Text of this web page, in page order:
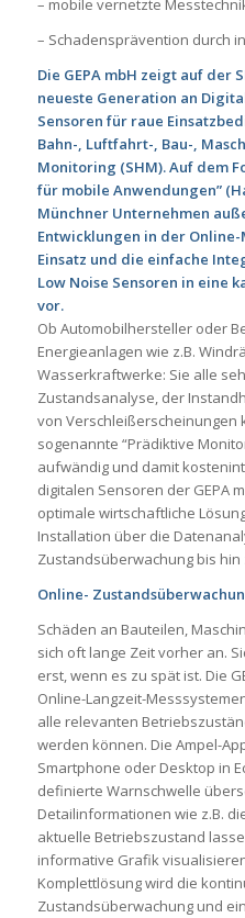
– mobile vernetzte
– Schadensprävention durch
Die GEPA mbH zeigt auf der
neueste Generation an
Sensoren für raue
Bahn-, Luftfahrt-, Bau-,
Monitoring (SHM). Auf dem
für mobile Anwendungen”
Münchner Unternehmen
Entwicklungen in der
Einsatz und die einfache
Low Noise Sensoren in eine
vor.
Ob Automobilhersteller oder
Energieanlagen wie z.B.
Wasserkraftwerke: Sie alle
Zustandsanalyse, der
von Verschleißerscheinungen
sogenannte “Prädiktive
aufwändig und damit
digitalen Sensoren der GEPA
optimale wirtschaftliche
Installation über die
Zustandsüberwachung bis
Online-
Schäden an Bauteilen,
sich oft lange Zeit vorher an.
erst, wenn es zu spät ist. Die
Online-Langzeit-
alle relevanten
werden können. Die Ampel-
Smartphone oder Desktop in
definierte Warnschwelle
Detailinformationen wie z.B.
aktuelle Betriebszustand
informative Grafik
Komplettlösung wird die
Zustandsüberwachung und